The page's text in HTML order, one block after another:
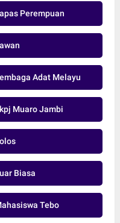
Perempuan
Adat Melayu
Muaro Jambi
Biasa
Tebo